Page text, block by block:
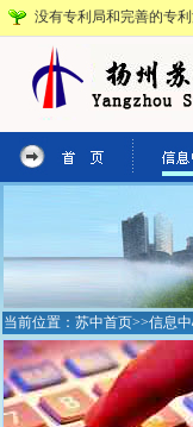
没有专利局和完善的专
当前位置： 苏中首页>>信息